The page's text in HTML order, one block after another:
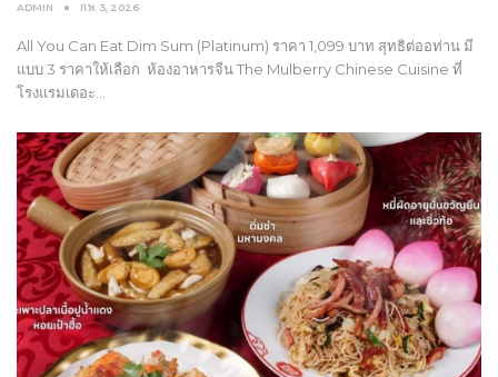
ADMIN ก.พ. 3, 2026
All You Can Eat Dim Sum (Platinum) ราคา 1,099 บาท สุทธิต่ออท่าน มี
แบบ 3 ราคาให้เลือก ห้องอาหารจีน The Mulberry Chinese Cuisine ที่
โรงแรมเดอะ…